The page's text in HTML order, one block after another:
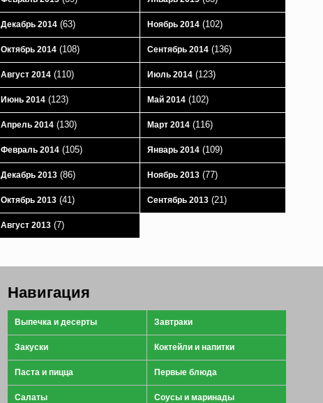
Декабрь 2014 (63) Ноябрь 2014(102)
Октябрь 2014 (108) Сентябрь 2014(136)
Август 2014 (110) Июль 2014(123)
Июнь 2014 (123) Май 2014(102)
Апрель 2014 (130) Март 2014(116)
Февраль 2014 (105) Январь 2014(109)
Декабрь 2013 (86) Ноябрь 2013(77)
Октябрь 2013 (41) Сентябрь 2013(21)
Август 2013 (7)
Навигация
Выпечка и десерты Завтраки
Закуски Коктейли и напитки
Паста и пицца Первые блюда
Салаты Соусы и маринады